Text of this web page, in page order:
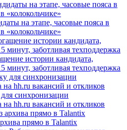
на этапе, часовые пояса в
«колокольчике»
истории кандидата,
минут, заботливая техподдержка
синхронизации
hh.ru вакансий и откликов
прямо в Talantix